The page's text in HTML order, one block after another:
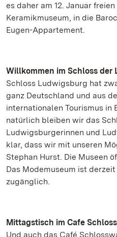
es daher am 12. Januar
Keramikmuseum, in die
Eugen-Appartement.
Willkommen im Schloss der
Schloss Ludwigsburg hat
ganz Deutschland und aus
internationalen Tourismus in
natürlich bleiben wir das
Ludwigsburgerinnen und
klar, dass wir mit unseren
Stephan Hurst. Die Museen
Das Modemuseum ist
zugänglich.
Mittagstisch im Cafe
Und auch das Café